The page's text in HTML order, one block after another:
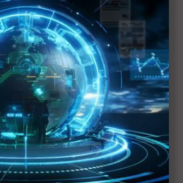
已核發355億美元
聯邦法院暫維持10%關稅徵
政策衝擊擴大 G7恐流失
法 美國政府提緊急申請力